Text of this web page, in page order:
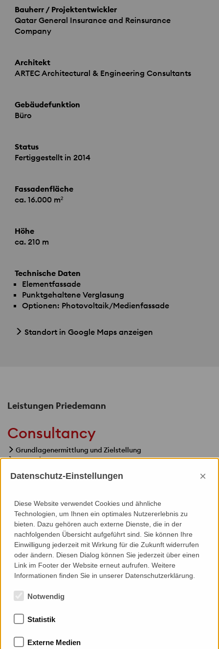
Bauherr / Projektentwickler
Qatar General Insurance and Reinsurance
Company
Architekt
ARTECArchitectural & Engineering Consultants
Gebäudefunktion
Büro
Status
Fertiggestellt in 2014
Fassadenfläche
ca. 16.000 m²
Höhe
ca. 210 m
Technische Daten
Elementfassade
Punktgehaltene Verglasung
Optionen: Photovoltaik/Medienfassade
Standort in Google Maps anzeigen
Leistungen Priedemann
Consultancy
Grundlagenermittlung und Zielstellung
Entwurf
Leistungsbeschreibung / Vergabe-Dokumentation
Specials
Medienfassade
Wartung, Reinigung, Fassadenzugang
Mitgliedschaften
Datenschutz-Einstellungen ×
Diese Website verwendet Cookies und ähnliche
Technologien, um Ihnen ein optimales Nutzererlebnis zu
bieten. Dazu gehören auch externe Dienste, die in der
nachfolgenden Übersicht aufgeführt sind. Sie können Ihre
Einwilligung jederzeit mit Wirkung für die Zukunft widerrufen
oder ändern. Diesen Dialog können Sie jederzeit über einen
Link im Footer der Website erneut aufrufen. Weitere
Informationen finden Sie in unserer Datenschutzerklärung.
Notwendig
Statistik
Externe Medien